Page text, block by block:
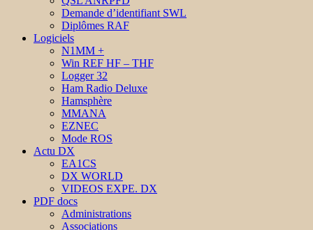
Demande d’identifiant SWL
Diplômes RAF
Logiciels
N1MM +
Win REF HF – THF
Logger 32
Ham Radio Deluxe
Hamsphère
MMANA
EZNEC
Mode ROS
Actu DX
EA1CS
DX WORLD
VIDEOS EXPE. DX
PDF docs
Administrations
Associations